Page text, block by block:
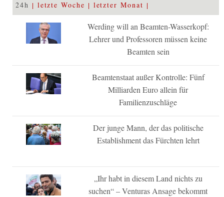
24h letzte Woche letzter Monat
Werding will an Beamten-Wasserkopf:
Lehrer und Professoren müssen keine
Beamten sein
Beamtenstaat außer Kontrolle: Fünf
Milliarden Euro allein für
Familienzuschläge
Der junge Mann, der das politische
Establishment das Fürchten lehrt
„Ihr habt in diesem Land nichts zu
suchen“ – Venturas Ansage bekommt